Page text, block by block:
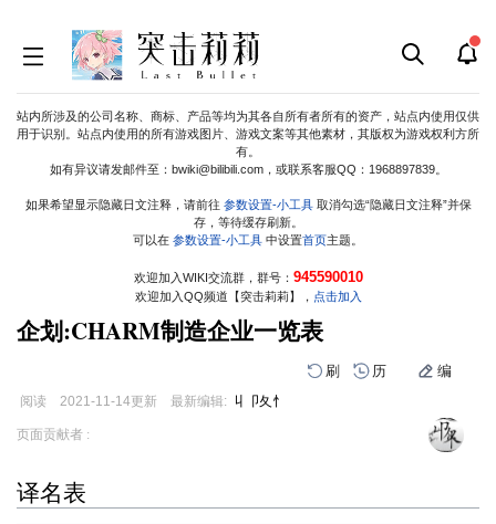
站内所涉及的公司名称、商标、产品等均为其各自所有者所有的资产，站点内使用仅供
用于识别。站点内使用的所有游戏图片、游戏文案等其他素材，其版权为游戏权利方所
有。
如有异议请发邮件至：bwiki@bilibili.com，或联系客服QQ：1968897839。
如果希望显示隐藏日文注释，请前往 参数设置-小工具 取消勾选“隐藏日文注释”并保
存，等待缓存刷新。
可以在 参数设置-小工具 中设置首页主题。
欢迎加入WIKI交流群，群号： 945590010
欢迎加入QQ频道【突击莉莉】， 点击加入
企划:CHARM制造企业一览表
刷 历 编
阅读 2021-11-14更新 最新编辑: 丩卩夂忄
跳
航
跳
索
页面贡献者 :
译名表